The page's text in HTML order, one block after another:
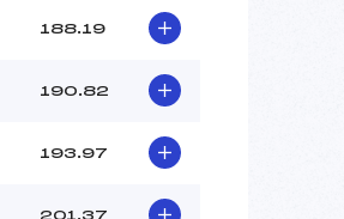
188.19
190.82
193.97
201.37